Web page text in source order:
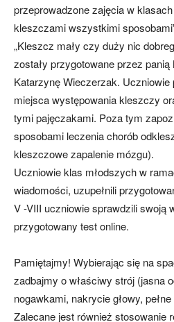
przeprowadzone zajęcia w
kleszczami wszystkimi
„Kleszcz mały czy duży nic
zostały przygotowane przez panią
Katarzynę Wieczerzak. Uczniowie
miejsca występowania kleszczy
tymi pajęczakami. Poza tym
sposobami leczenia chorób
kleszczowe zapalenie mózgu).
Uczniowie klas młodszych w
wiadomości, uzupełnili
V -VIII uczniowie sprawdzili swoją
przygotowany test online.
Pamiętajmy! Wybierając się na
zadbajmy o właściwy strój (jasna
nogawkami, nakrycie głowy,
Zalecane jest również stosowanie